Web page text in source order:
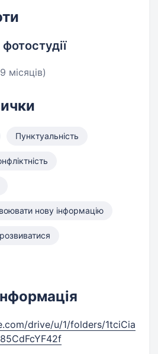
місяців)
Пунктуальність
нову інформацію
drive/u/1/folders/1tciCia